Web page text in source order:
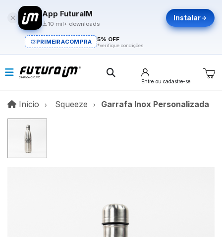
App FuturaIM
10 mil+ downloads
Instalar
PRIMEIRACOMPRA 5% OFF
*verifique condições
Entre ou cadastre-se
Início InícioSqueeze Garrafa Inox Personalizada